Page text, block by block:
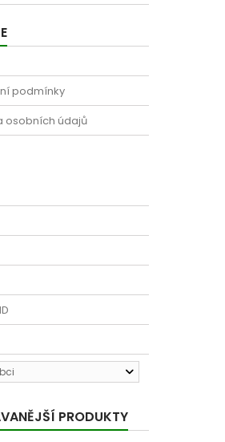
podmínky
osobních údajů
PRODUKTY